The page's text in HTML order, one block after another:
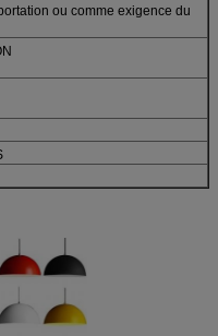
ou comme exigence du